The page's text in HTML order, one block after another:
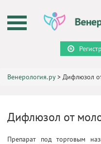
Венерология.ру> Дифлюзол
Дифлюзол от
Препарат под торговым